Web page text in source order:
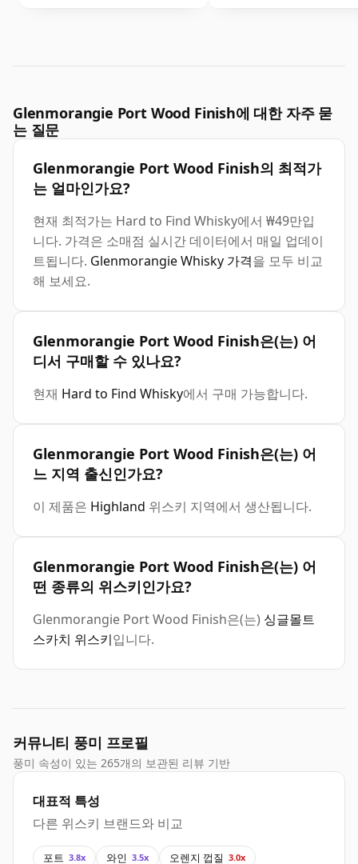
Glenmorangie Port Wood Finish에 대한 자주 묻
는 질문
Glenmorangie Port Wood Finish의 최적가
는 얼마인가요?
현재 최적가는 Hard to Find Whisky에서 ₩49만입
니다. 가격은 소매점 실시간 데이터에서 매일 업데이
트됩니다. Glenmorangie Whisky 가격을 모두 비교
해 보세요.
Glenmorangie Port Wood Finish은(는) 어
디서 구매할 수 있나요?
현재 Hard to Find Whisky에서 구매 가능합니다.
Glenmorangie Port Wood Finish은(는) 어
느 지역 출신인가요?
이 제품은 Highland 위스키 지역에서 생산됩니다.
Glenmorangie Port Wood Finish은(는) 어
떤 종류의 위스키인가요?
Glenmorangie Port Wood Finish은(는) 싱글몰트
스카치 위스키입니다.
커뮤니티 풍미 프로필
풍미 속성이 있는 265개의 보관된 리뷰 기반
대표적 특성
다른 위스키 브랜드와 비교
포트 3.8x 와인 3.5x 오렌지 껍질 3.0x